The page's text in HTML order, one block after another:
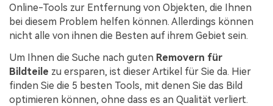
Online-Tools zur Entfernung von Objekten, die Ihnen
bei diesem Problem helfen können. Allerdings können
nicht alle von ihnen die Besten auf ihrem Gebiet sein.
Um Ihnen die Suche nach guten Removern für
Bildteile zu ersparen, ist dieser Artikel für Sie da. Hier
finden Sie die 5 besten Tools, mit denen Sie das Bild
optimieren können, ohne dass es an Qualität verliert.